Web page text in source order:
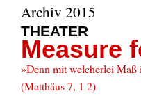
Archiv 2015
THEATER
Measure
»Denn mit welcherlei Maß
(Matthäus 7, 1 2)